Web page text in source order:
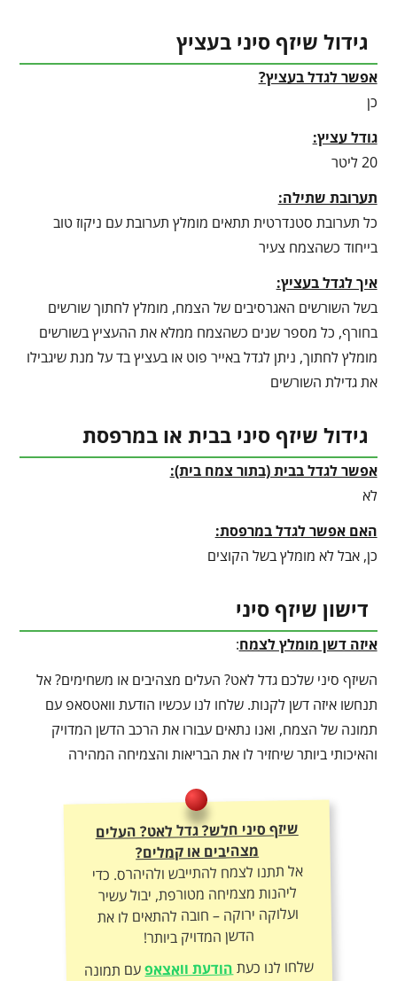
גידול שיזף סיני בעציץ
אפשר לגדל בעציץ?
כן
גודל עציץ:
20 ליטר
תערובת שתילה:
כל תערובת סטנדרטית תתאים מומלץ תערובת עם ניקוז טוב
בייחוד כשהצמח צעיר
איך לגדל בעציץ:
בשל השורשים האגרסיבים של הצמח, מומלץ לחתוך שורשים
בחורף, כל מספר שנים כשהצמח ממלא את ההעציץ בשורשים
מומלץ לחתוך, ניתן לגדל באייר פוט או בעציץ בד על מנת שיגבילו
את גדילת השורשים
גידול שיזף סיני בבית או במרפסת
אפשר לגדל בבית (בתור צמח בית):
לא
האם אפשר לגדל במרפסת:
כן, אבל לא מומלץ בשל הקוצים
דישון שיזף סיני
איזה דשן מומלץ לצמח:
השיזף סיני שלכם גדל לאט? העלים מצהיבים או משחימים? אל
תנחשו איזה דשן לקנות. שלחו לנו עכשיו הודעת וואטסאפ עם
תמונה של הצמח, ואנו נתאים עבורו את הרכב הדשן המדויק
והאיכותי ביותר שיחזיר לו את הבריאות והצמיחה המהירה
שיזף סיני חלש? גדל לאט? העלים
מצהיבים או קמלים?
אל תתנו לצמח להתייבש ולהיהרס. כדי
ליהנות מצמיחה מטורפת, יבול עשיר
ועלוקה ירוקה – חובה להתאים לו את
הדשן המדויק ביותר!
שלחו לנו כעתהודעת וואצאפעם תמונה
של הצמח – ונתאים לכם את תכשיר